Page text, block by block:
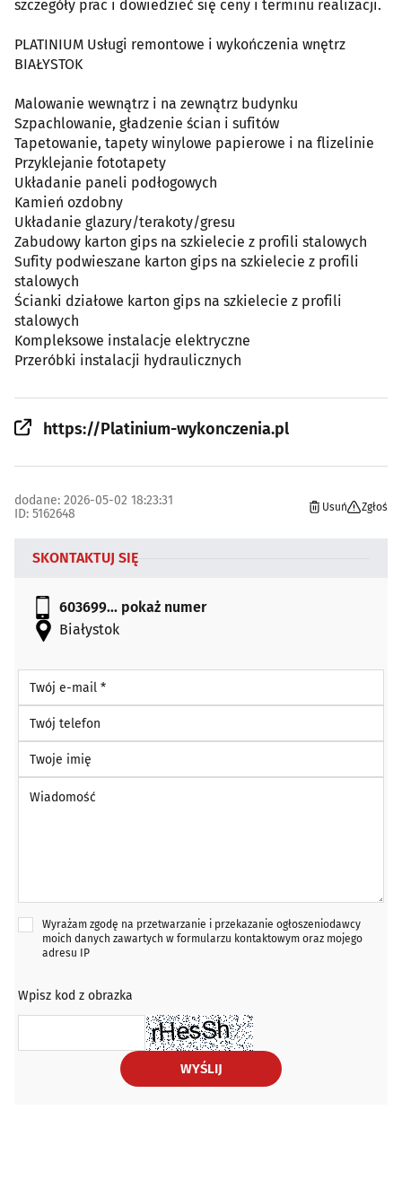
szczegóły prac i dowiedzieć się ceny i terminu realizacji.
PLATINIUM Usługi remontowe i wykończenia wnętrz
BIAŁYSTOK
Malowanie wewnątrz i na zewnątrz budynku
Szpachlowanie, gładzenie ścian i sufitów
Tapetowanie, tapety winylowe papierowe i na flizelinie
Przyklejanie fototapety
Układanie paneli podłogowych
Kamień ozdobny
Układanie glazury/terakoty/gresu
Zabudowy karton gips na szkielecie z profili stalowych
Sufity podwieszane karton gips na szkielecie z profili
stalowych
Ścianki działowe karton gips na szkielecie z profili
stalowych
Kompleksowe instalacje elektryczne
Przeróbki instalacji hydraulicznych
https://Platinium-wykonczenia.pl
dodane: 2026-05-02 18:23:31
ID: 5162648
Usuń Zgłoś
SKONTAKTUJ SIĘ
603699... pokaż numer
Białystok
Twój e-mail *
Twój telefon
Twoje imię
Wyrażam zgodę na przetwarzanie i przekazanie ogłoszeniodawcy
moich danych zawartych w formularzu kontaktowym oraz mojego
adresu IP
Wpisz kod z obrazka
WYŚLIJ